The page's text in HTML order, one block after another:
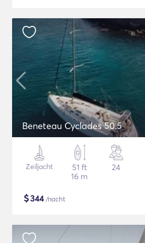
Beneteau Cyclades 50.5
Zeiljacht
51 ft
16 m
24
$344/nacht